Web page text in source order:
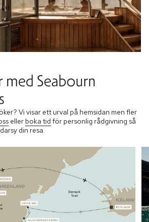
med Seabourn
Vi visar ett urval på hemsidan men fler
eller boka tid för personlig rådgivning så
din resa.